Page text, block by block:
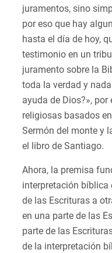
juramentos, sino
por eso que hay
hasta el día de hoy,
testimonio en un
juramento sobre la
toda la verdad y
ayuda de Dios?»,
religiosas basados
Sermón del monte y
el libro de Santiago.
Ahora, la premisa
interpretación bíblica
de las Escrituras a
en una parte de las
parte de las
de la interpretación